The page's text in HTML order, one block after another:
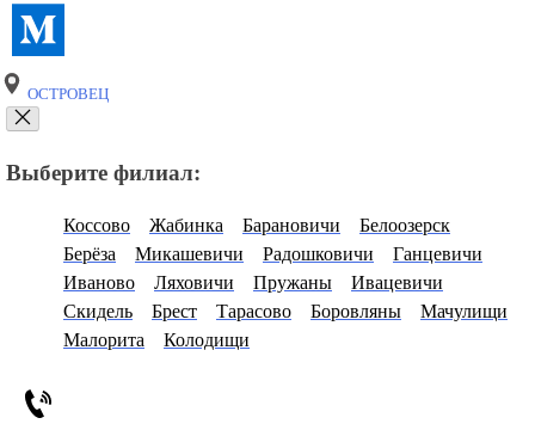
ОСТРОВЕЦ
Выберите филиал:
Коссово Жабинка Барановичи
Белоозерск
Берёза
Микашевичи Радошковичи
Ганцевичи
Иваново
Ляховичи Пружаны
Ивацевичи
Скидель
Брест Тарасово Боровляны
Мачулищи
Малорита
Колодищи